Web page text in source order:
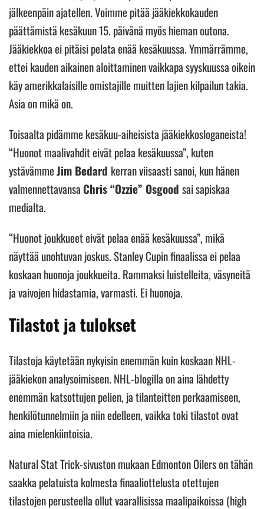
jälkeenpäin ajatellen. Voimme pitää jääkiekkokauden
päättämistä kesäkuun 15. päivänä myös hieman outona.
Jääkiekkoa ei pitäisi pelata enää kesäkuussa. Ymmärrämme,
ettei kauden aikainen aloittaminen vaikkapa syyskuussa oikein
käy amerikkalaisille omistajille muitten lajien kilpailun takia.
Asia on mikä on.
Toisaalta pidämme kesäkuu-aiheisista jääkiekkosloganeista!
“Huonot maalivahdit eivät pelaa kesäkuussa”, kuten
ystävämmeJim Bedard kerran viisaasti sanoi, kun hänen
valmennettavansa Chris “Ozzie” Osgood sai sapiskaa
medialta.
“Huonot joukkueet eivät pelaa enää kesäkuussa”, mikä
näyttää unohtuvan joskus. Stanley Cupin finaalissa ei pelaa
koskaan huonoja joukkueita. Rammaksi luistelleita, väsyneitä
ja vaivojen hidastamia, varmasti. Ei huonoja.
Tilastot ja tulokset
Tilastoja käytetään nykyisin enemmän kuin koskaan NHL-
jääkiekon analysoimiseen. NHL-blogilla on aina lähdetty
enemmän katsottujen pelien, ja tilanteitten perkaamiseen,
henkilötunnelmiin ja niin edelleen, vaikka toki tilastot ovat
aina mielenkiintoisia.
Natural Stat Trick-sivuston mukaan Edmonton Oilers on tähän
saakka pelatuista kolmesta finaaliottelusta otettujen
tilastojen perusteella ollut vaarallisissa maalipaikoissa (high